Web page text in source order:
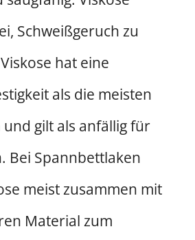
Schweißgeruch zu
hat eine
als die meisten
gilt als anfällig für
Bei Spannbettlaken
meist zusammen mit
Material zum